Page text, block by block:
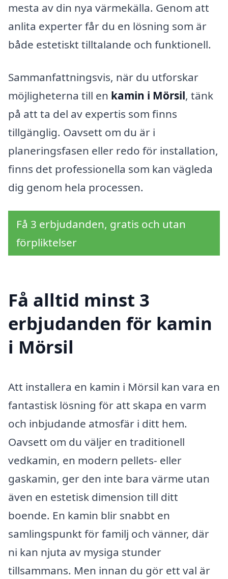
mesta av din nya värmekälla. Genom att
anlita experter får du en lösning som är
både estetiskt tilltalande och funktionell.
Sammanfattningsvis, när du utforskar
möjligheterna till en kamin i Mörsil, tänk
på att ta del av expertis som finns
tillgänglig. Oavsett om du är i
planeringsfasen eller redo för installation,
finns det professionella som kan vägleda
dig genom hela processen.
Få 3 erbjudanden, gratis och utan
förpliktelser
Få alltid minst 3
erbjudanden för kamin
i Mörsil
Att installera en kamin i Mörsil kan vara en
fantastisk lösning för att skapa en varm
och inbjudande atmosfär i ditt hem.
Oavsett om du väljer en traditionell
vedkamin, en modern pellets- eller
gaskamin, ger den inte bara värme utan
även en estetisk dimension till ditt
boende. En kamin blir snabbt en
samlingspunkt för familj och vänner, där
ni kan njuta av mysiga stunder
tillsammans. Men innan du gör ett val är